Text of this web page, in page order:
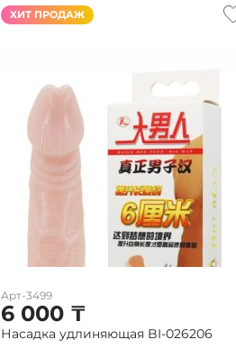
ХИТ ПРОДАЖ
Арт-3499
6 000 ₸
Насадка удлиняющая BI-026206